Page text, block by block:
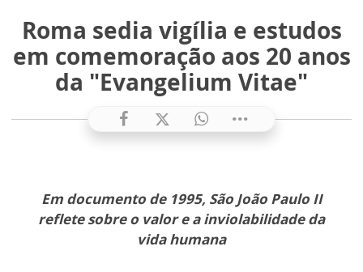
Roma sedia vigília e estudos
em comemoração aos 20 anos
da "Evangelium Vitae"
Em documento de 1995, São João Paulo II
reflete sobre o valor e a inviolabilidade da
vida humana